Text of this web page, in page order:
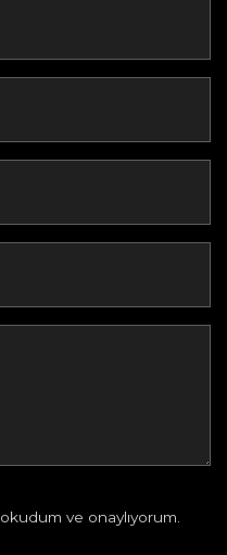
okudum ve onaylıyorum.